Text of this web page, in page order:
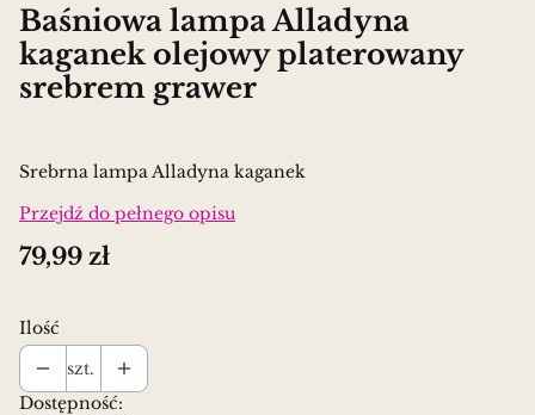
Baśniowa lampa Alladyna
kaganek olejowy platerowany
srebrem grawer
Srebrna lampa Alladyna kaganek
Przejdź do pełnego opisu
Cena
79,99 zł
Ilość
szt.
Dostępność: